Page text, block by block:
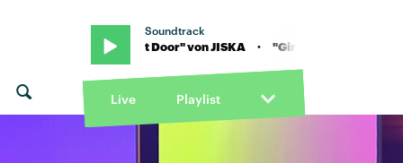
Soundtrack
"Girl Next Door" von JISKA · "Girl Next Door" von JISKA
Live Playlist